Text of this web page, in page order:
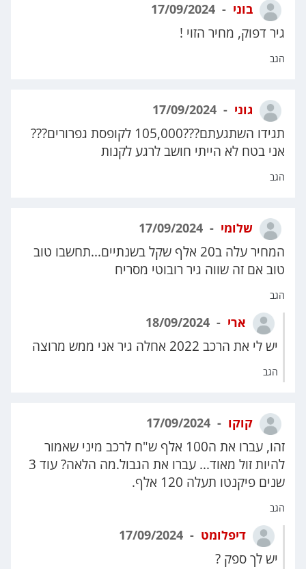
בוני
גיר דפוק, מחיר הזוי !
הגב
גוני
תגידו השתגעתם???105,000 לקופסת גפרורים???
אני בטח לא הייתי חושב לרגע לקנות
הגב
שלומי
המחיר עלה ב20 אלף שקל בשנתיים...תחשבו טוב
טוב אם זה שווה גיר רובוטי מסריח
הגב
ארי
יש לי את הרכב 2022 אחלה גיר אני ממש מרוצה
הגב
קוקו
זהו, עברו את ה100 אלף ש"ח לרכב מיני שאמור
להיות זול מאוד... עברו את הגבול.מה הלאה? עוד 3
שנים פיקנטו תעלה 120 אלף.
הגב
דיפלומט
יש לך ספק ?